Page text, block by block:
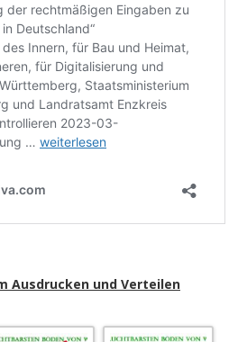
Ausdrucken und Verteilen